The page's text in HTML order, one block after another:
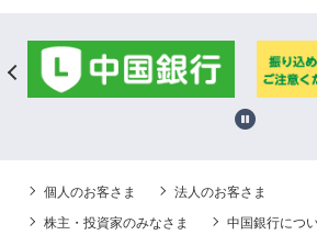
個人のお客さま
法人のお客さま
株主・投資家のみなさま
中国銀行につ